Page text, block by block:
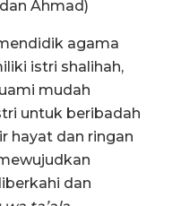
Ahmad)
agama
istri shalihah,
mudah
untuk beribadah
hayat dan ringan
dan